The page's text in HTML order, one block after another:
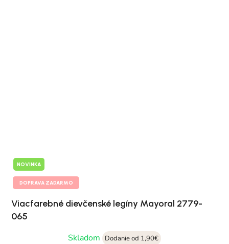
NOVINKA
DOPRAVA ZADARMO
Viacfarebné dievčenské legíny Mayoral 2779-
065
Skladom
Dodanie od 1,90€